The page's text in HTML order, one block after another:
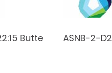
Butte
ASNB-2-D2